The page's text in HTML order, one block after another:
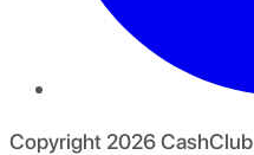
Copyright 2026CashClub